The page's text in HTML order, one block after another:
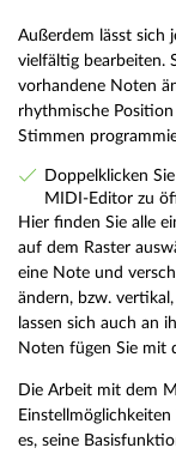
Außerdem lässt sich
vielfältig bearbeiten.
vorhandene Noten
rhythmische
Stimmen
Doppelklicken
MIDI-Editor zu
Hier finden Sie alle
auf dem Raster
eine Note und
ändern, bzw.
lassen sich auch an
Noten fügen Sie mit
Die Arbeit mit dem
es, seine